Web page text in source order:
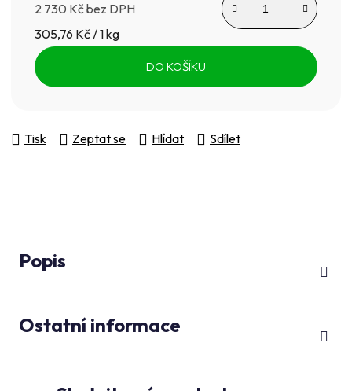
2 730 Kč bez DPH
Měrná cena:
305,76 Kč / 1 kg
DO KOŠÍKU
Tisk Zeptat se Hlídat Sdílet
Popis
Ostatní informace